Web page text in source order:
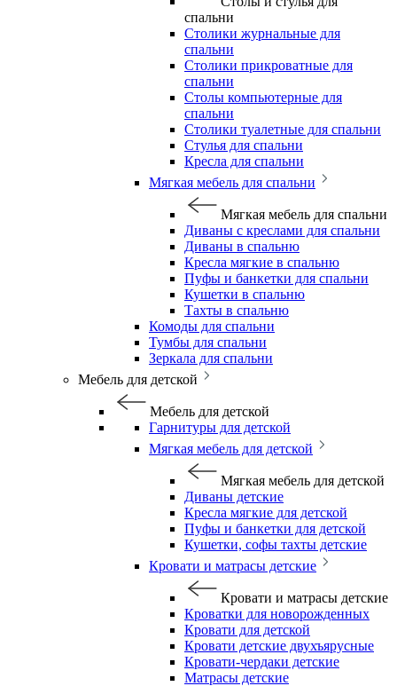
спальни
Столики журнальные для
спальни
Столики прикроватные для
спальни
Столы компьютерные для
спальни
Столики туалетные для спальни
Стулья для спальни
Кресла для спальни
Мягкая мебель для спальни
Мягкая мебель для спальни
Диваны с креслами для спальни
Диваны в спальню
Кресла мягкие в спальню
Пуфы и банкетки для спальни
Кушетки в спальню
Тахты в спальню
Комоды для спальни
Тумбы для спальни
Зеркала для спальни
Мебель для детской
Мебель для детской
Гарнитуры для детской
Мягкая мебель для детской
Мягкая мебель для детской
Диваны детские
Кресла мягкие для детской
Пуфы и банкетки для детской
Кушетки, софы тахты детские
Кровати и матрасы детские
Кровати и матрасы детские
Кроватки для новорожденных
Кровати для детской
Кровати детские двухъярусные
Кровати-чердаки детские
Матрасы детские